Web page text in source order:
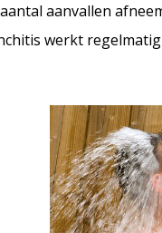
aanvallen
werkt